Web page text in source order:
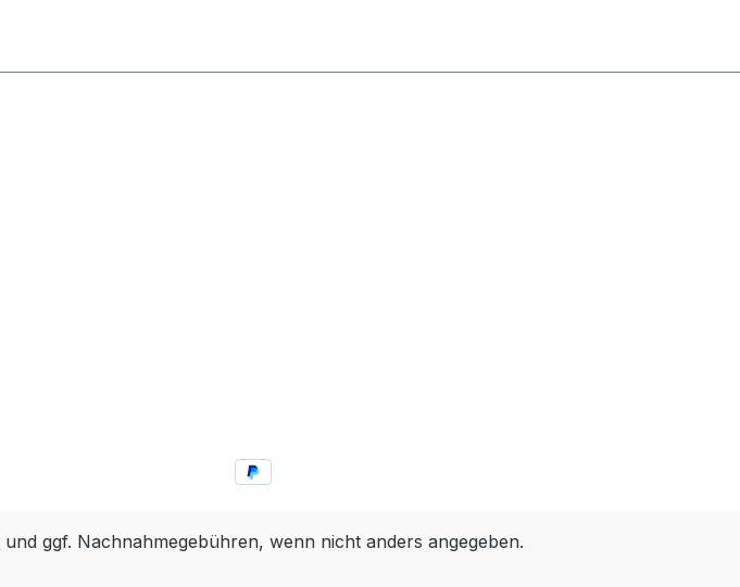
und ggf. Nachnahmegebühren, wenn nicht anders angegeben.